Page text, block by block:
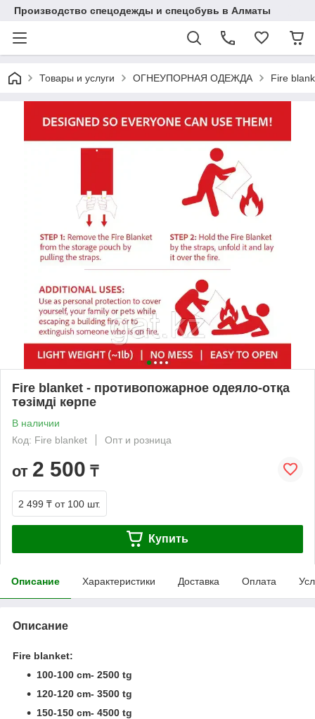
Производство спецодежды и спецобувь в Алматы
Товары и услуги ОГНЕУПОРНАЯ ОДЕЖДА Fire
Fire blanket - противопожарное одеяло-отқа
төзімді көрпе
В наличии
Код: Fire blanket
Опт и розница
от 2 500 ₸
2 499 ₸ от 100 шт.
Купить
Описание Характеристики Доставка Оплата
Описание
Fire blanket:
100-100 cm- 2500 tg
120-120 cm- 3500 tg
150-150 cm- 4500 tg